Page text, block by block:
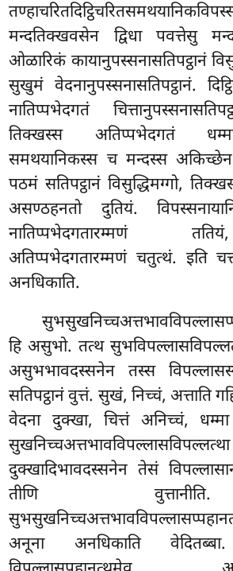
मन्दतिक्खवसेन द्विधा पवत्तेसु
ओळारिकं कायानुपस्सनासतिपट्ठानं
सुखुमं वेदनानुपस्सनासतिपट्ठानं.
नातिप्पभेदगतं
तिक्खस्स अतिप्पभेदगतं
समथयानिकस्स च मन्दस्स अकिच्छेन
पठमं सतिपट्ठानं विसुद्धिमग्गो,
असण्ठहनतो दुतियं.
नातिप्पभेदगतारम्मणं
अतिप्पभेदगतारम्मणं चतुत्थं. इति
अनधिकाति.
हि असुभो. तत्थ
असुभभावदस्सनेन तस्स
सतिपट्ठानं वुत्तं. सुखं, निच्चं, अत्ताति
वेदना दुक्खा, चित्तं अनिच्चं,
दुक्खादिभावदस्सनेन तेसं
तीणि
अनूना अनधिकाति